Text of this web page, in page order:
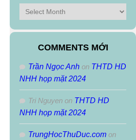
Bài
Lưu
Theo
COMMENTS MỚI
Trần Ngọc Anh on THTD HD
NHH họp mặt 2024
Tri Nguyen on THTD HD
NHH họp mặt 2024
TrungHocThuDuc.com on